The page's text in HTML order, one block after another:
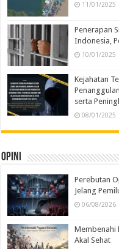
11/01/2025
Penerapan
Indonesia,
10/01/2025
Kejahatan
serta
08/01/2025
Opini
Perebutan
Jelang
06/08/2026
Membenahi
Akal Sehat